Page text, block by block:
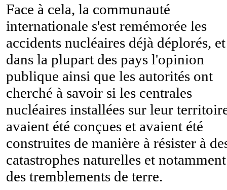
Face à cela, la communauté
internationale s'est remémorée les
accidents nucléaires déjà déplorés, et
dans la plupart des pays l'opinion
publique ainsi que les autorités ont
cherché à savoir si les centrales
nucléaires installées sur leur
avaient été conçues et avaient été
construites de manière à résister à
catastrophes naturelles et notamment
des tremblements de terre.